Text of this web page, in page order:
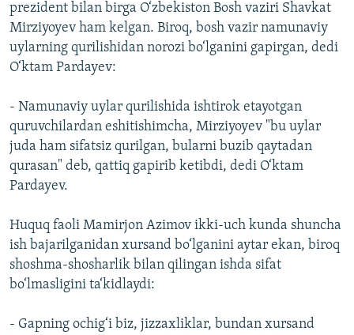
prezident bilan birga O‘zbekiston Bosh vaziri Shavkat
Mirziyoyev ham kelgan. Biroq, bosh vazir namunaviy
uylarning qurilishidan norozi bo‘lganini gapirgan, dedi
O‘ktam Pardayev:
- Namunaviy uylar qurilishida ishtirok etayotgan
quruvchilardan eshitishimcha, Mirziyoyev "bu uylar
juda ham sifatsiz qurilgan, bularni buzib qaytadan
qurasan" deb, qattiq gapirib ketibdi, dedi O‘ktam
Pardayev.
Huquq faoli Mamirjon Azimov ikki-uch kunda shuncha
ish bajarilganidan xursand bo‘lganini aytar ekan, biroq
shoshma-shosharlik bilan qilingan ishda sifat
bo‘lmasligini ta‘kidlaydi:
- Gapning ochig‘i biz, jizzaxliklar, bundan xursand